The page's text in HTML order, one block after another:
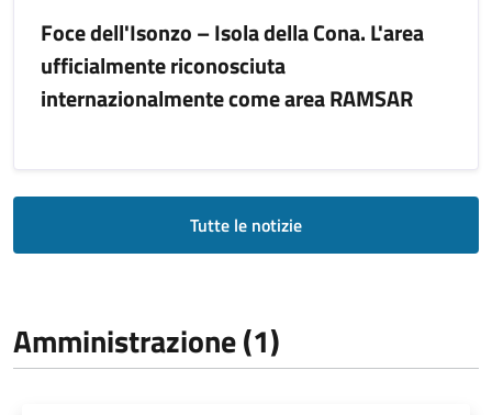
Foce dell'Isonzo – Isola della Cona. L'area
ufficialmente riconosciuta
internazionalmente come area RAMSAR
Tutte le notizie
Amministrazione (1)